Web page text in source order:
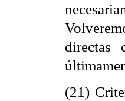
directas
(21)